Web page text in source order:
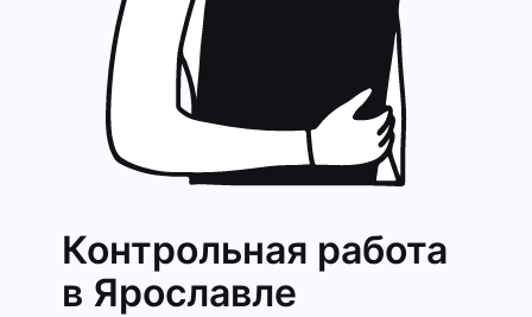
Контрольная работа
в Ярославле